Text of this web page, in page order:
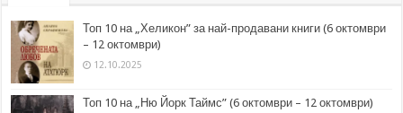
Топ 10 на „Хеликон” за най-продавани книги (6 октомври
– 12 октомври)
12.10.2025
Топ 10 на „Ню Йорк Таймс” (6 октомври – 12 октомври)